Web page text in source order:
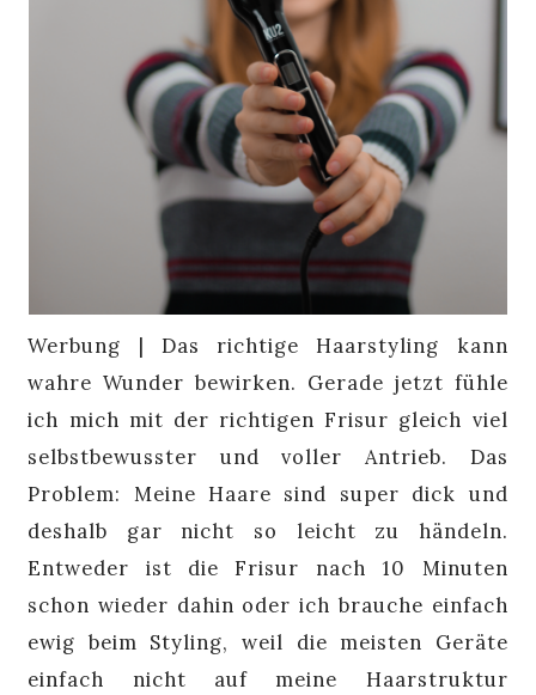
Werbung | Das richtige Haarstyling kann
wahre Wunder bewirken. Gerade jetzt fühle
ich mich mit der richtigen Frisur gleich viel
selbstbewusster und voller Antrieb. Das
Problem: Meine Haare sind super dick und
deshalb gar nicht so leicht zu händeln.
Entweder ist die Frisur nach 10 Minuten
schon wieder dahin oder ich brauche einfach
ewig beim Styling, weil die meisten Geräte
einfach nicht auf meine Haarstruktur